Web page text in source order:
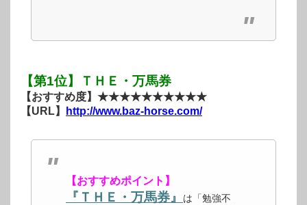
【第1位】ＴＨＥ・万馬券
【おすすめ度】★★★★★★★★★★
【URL】
http://www.baz-horse.com/
【おすすめポイント】
『ＴＨＥ・万馬券』
は「勉強不